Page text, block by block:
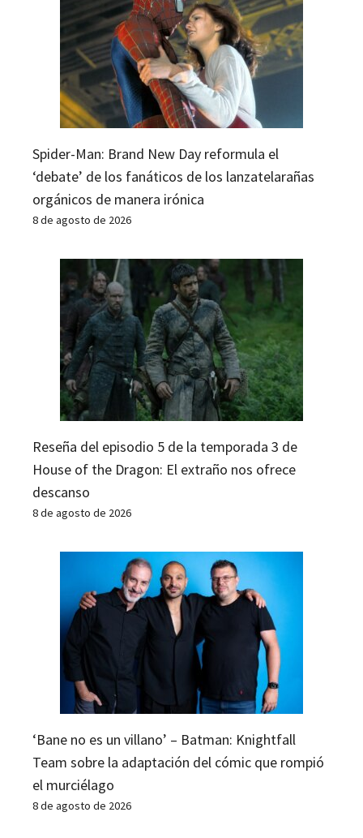
Spider-Man: Brand New Day reformula el
‘debate’ de los fanáticos de los lanzatelarañas
orgánicos de manera irónica
8 de agosto de 2026
Reseña del episodio 5 de la temporada 3 de
House of the Dragon: El extraño nos ofrece
descanso
8 de agosto de 2026
‘Bane no es un villano’ – Batman: Knightfall
Team sobre la adaptación del cómic que rompió
el murciélago
8 de agosto de 2026